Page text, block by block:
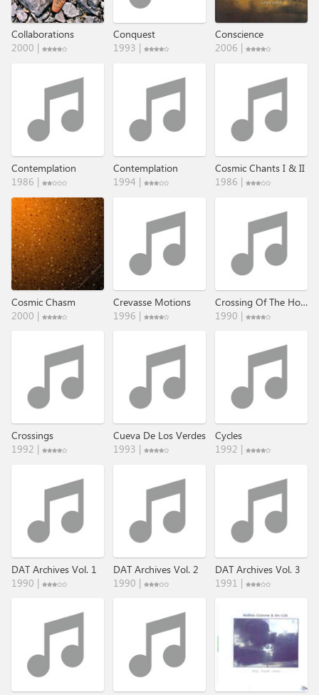
Collaborations
2000 |
Conquest
1993 |
Conscience
2006 |
Contemplation
1986 |
Contemplation
1994 |
Cosmic Chants I & II
1986 |
Cosmic Chasm
2000 |
Crevasse Motions
1996 |
Crossing Of The Holy Centre
1990 |
Crossings
1992 |
Cueva De Los Verdes
1993 |
Cycles
1992 |
DAT Archives Vol. 1
1990 |
DAT Archives Vol. 2
1990 |
DAT Archives Vol. 3
1991 |